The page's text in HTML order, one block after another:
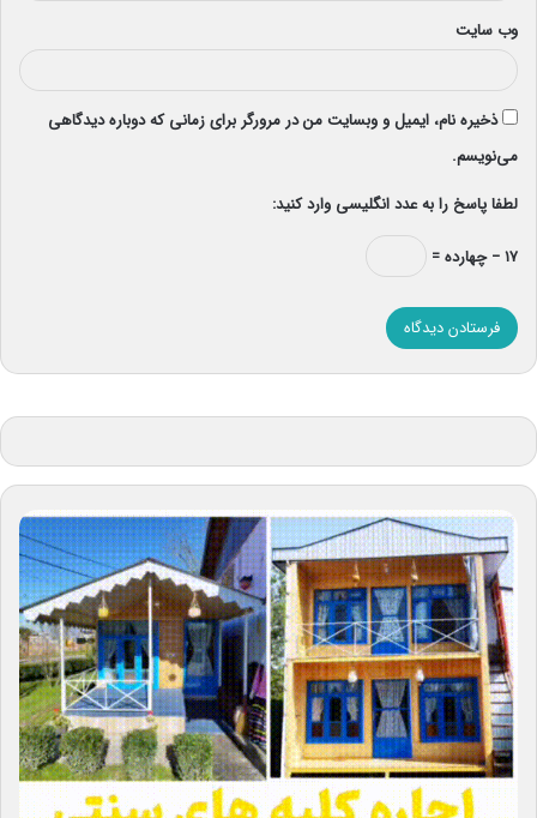
وب‌ سایت
ذخیره نام، ایمیل و وبسایت من در مرورگر برای زمانی که دوباره دیدگاهی
می‌نویسم.
لطفا پاسخ را به عدد انگلیسی وارد کنید:
۱۷ − چهارده =